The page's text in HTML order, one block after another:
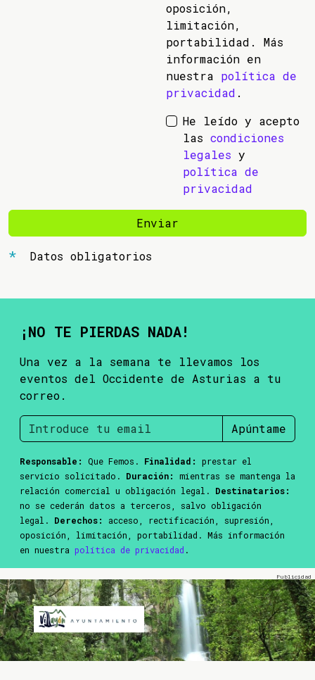
oposición,
limitación,
portabilidad. Más
información en
nuestra política de
privacidad .
He leído y acepto
las condiciones
legales y
política de
privacidad
Enviar
Datos obligatorios
¡NO TE PIERDAS NADA!
Una vez a la semana te llevamos los
eventos del Occidente de Asturias a tu
correo.
Apúntame
Responsable: Que Femos. Finalidad:
prestar el
servicio solicitado. Duración:
mientras se mantenga la
relación comercial u obligación legal. Destinatarios:
no se cederán datos a terceros, salvo obligación
legal. Derechos:
acceso, rectificación, supresión,
oposición, limitación, portabilidad. Más información
en nuestra política de privacidad .